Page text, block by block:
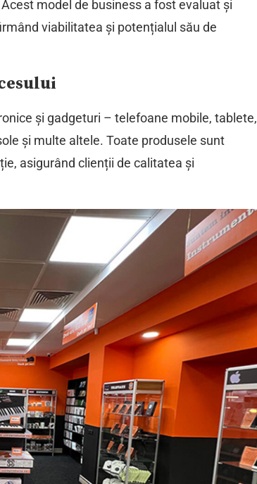
model de business a fost evaluat și
viabilitatea și potențialul său de
și gadgeturi – telefoane mobile, tablete,
și multe altele. Toate produsele sunt
asigurând clienții de calitatea și